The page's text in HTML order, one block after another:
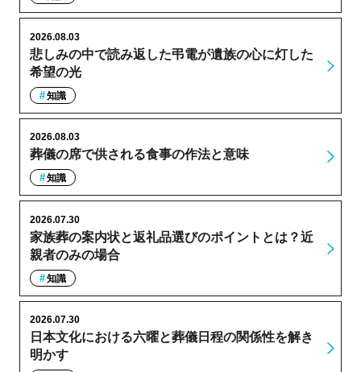
悲しみの中で読み返した弔電が遺族の心に灯した
希望の光
2026.08.03
知識
葬儀の席で供される食事の作法と意味
2026.08.03
知識
家族葬の案内状と返礼品選びのポイントとは？近
親者のみの場合
2026.07.30
知識
日本文化における六曜と葬儀日程の関係性を解き
明かす
2026.07.30